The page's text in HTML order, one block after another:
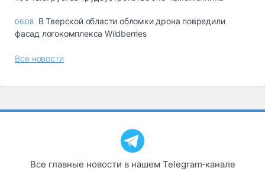
06.08 В Тверской области обломки дрона повредили
фасад логокомплекса Wildberries
Все новости
Все главные новости в нашем Telegram‑канале